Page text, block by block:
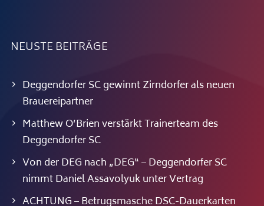
NEUSTE BEITRÄGE
Deggendorfer SC gewinnt Zirndorfer als neuen
Brauereipartner
Matthew O’Brien verstärkt Trainerteam des
Deggendorfer SC
Von der DEG nach „DEG“ – Deggendorfer SC
nimmt Daniel Assavolyuk unter Vertrag
ACHTUNG – Betrugsmasche DSC-Dauerkarten